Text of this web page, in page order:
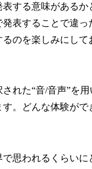
する意味がある
表することで違
のを楽しみにして
れた“音/音声”を
。どんな体験がで
思われるくらい